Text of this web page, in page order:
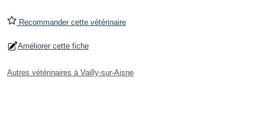
Recommander cette vétérinaire
Améliorer cette fiche
Autres vétérinaires à Vailly-sur-Aisne